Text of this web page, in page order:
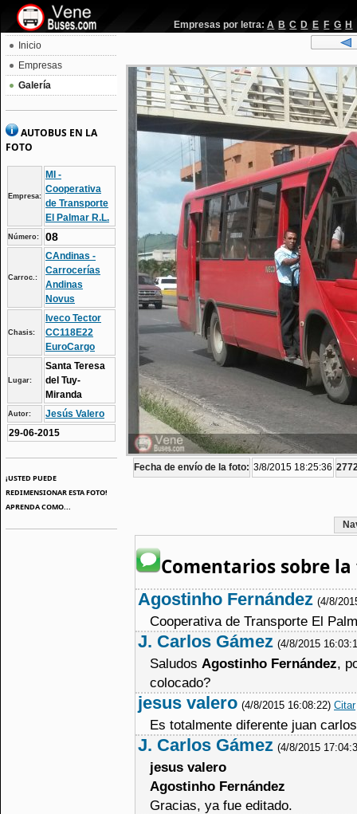
Empresas por letra: A B C D E F G H
Inicio
Empresas
Galería
AUTOBUS EN LA
FOTO
Empresa:
MI -
Cooperativa
de Transporte
El Palmar R.L.
Número: 08
Carroc.:
CAndinas -
Carrocerías
Andinas
Novus
Chasis:
Iveco Tector
CC118E22
EuroCargo
Lugar:
Santa Teresa
del Tuy-
Miranda
Autor:
Jesús Valero
29-06-2015
¡USTED PUEDE
REDIMENSIONAR ESTA FOTO!
APRENDA COMO...
Fecha de envío de la foto: 3/8/2015 18:25:36
Comentarios sobre
Agostinho Fernández (4/8/
Cooperativa de Transporte El
J. Carlos Gámez (4/8/2015
Saludos Agostinho Fernández,
colocado?
jesus valero (4/8/2015 16:08:22) Citar
Es totalmente diferente juan carlos
J. Carlos Gámez (4/8/2015
jesus valero
Agostinho Fernández
Gracias, ya fue editado.